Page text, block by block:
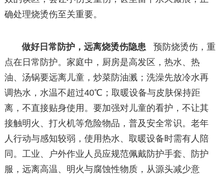
确处理烧烫伤至关重要。
做好日常防护，远离烧烫伤隐患预防烧烫伤，重
点在日常防护。家庭中，厨房是高发区，热水、热
油、汤锅要远离儿童，炒菜防油溅；洗澡先放冷水再
调热水，水温不超过40℃；取暖设备与皮肤保持距
离，不直接贴身使用。要加强对儿童的看护，不让其
接触明火、打火机等危险物品，普及安全常识。老年
人行动与感知较弱，使用热水、取暖设备时需有人陪
同。工业、户外作业人员应规范佩戴防护手套、防护
服，远离高温、明火与腐蚀性物质，从源头减少意